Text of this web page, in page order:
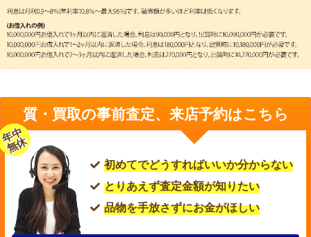
質・買取の事前査定、来店予約はこちら
年中
無休
初めてでどうすればいいか分からない
とりあえず査定金額が知りたい
品物を手放さずにお金がほしい